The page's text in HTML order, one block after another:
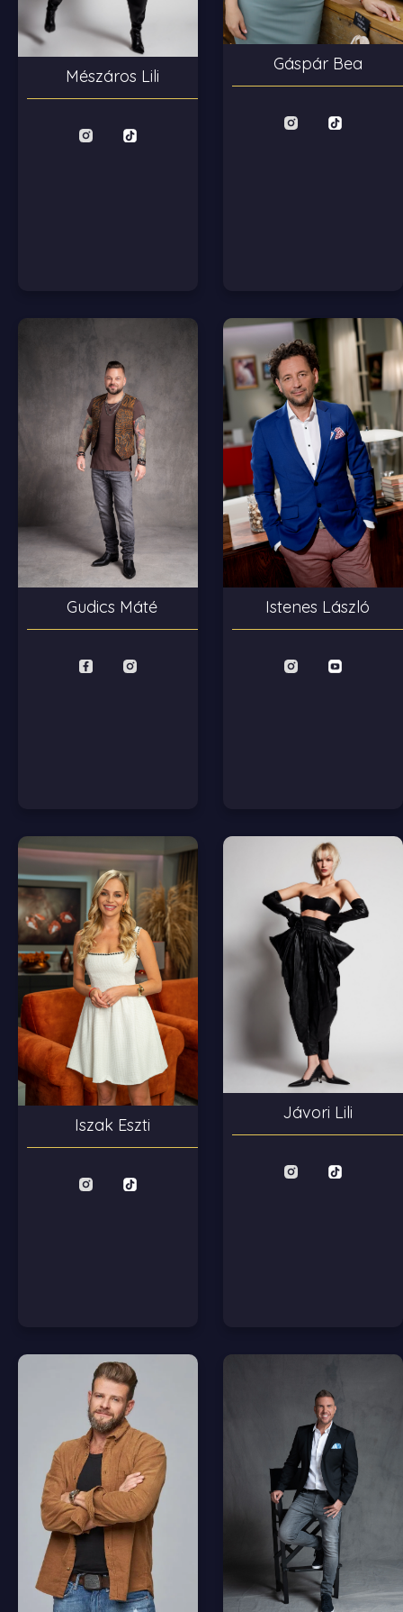
Mészáros Lili
Gáspár Bea
Gudics Máté Istenes László
Iszak Eszti
Jávori Lili